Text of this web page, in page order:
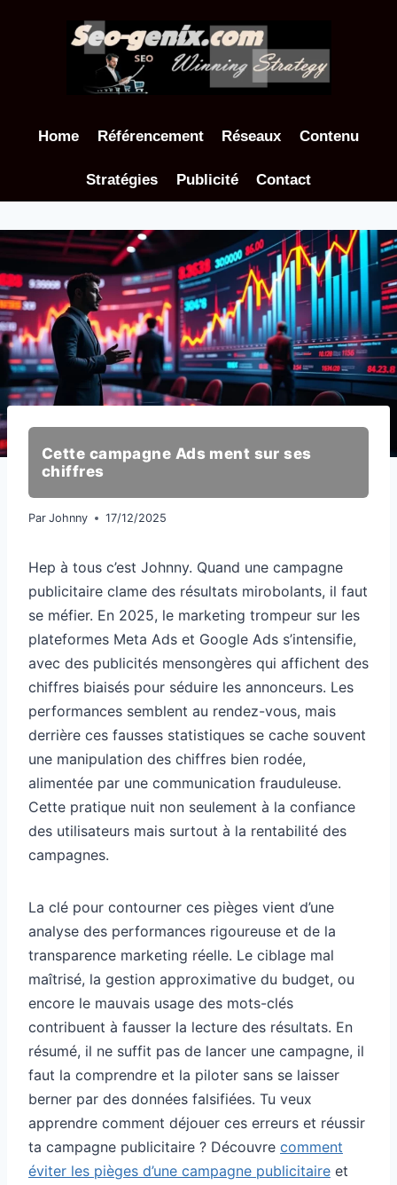
Home Référencement Réseaux Contenu
Stratégies Publicité Contact
Cette campagne Ads ment sur ses
chiffres
Par Johnny 17/12/2025
Hep à tous c’est Johnny. Quand une campagne
publicitaire clame des résultats mirobolants, il faut
se méfier. En 2025, le marketing trompeur sur les
plateformes Meta Ads et Google Ads s’intensifie,
avec des publicités mensongères qui affichent des
chiffres biaisés pour séduire les annonceurs. Les
performances semblent au rendez-vous, mais
derrière ces fausses statistiques se cache souvent
une manipulation des chiffres bien rodée,
alimentée par une communication frauduleuse.
Cette pratique nuit non seulement à la confiance
des utilisateurs mais surtout à la rentabilité des
campagnes.
La clé pour contourner ces pièges vient d’une
analyse des performances rigoureuse et de la
transparence marketing réelle. Le ciblage mal
maîtrisé, la gestion approximative du budget, ou
encore le mauvais usage des mots-clés
contribuent à fausser la lecture des résultats. En
résumé, il ne suffit pas de lancer une campagne, il
faut la comprendre et la piloter sans se laisser
berner par des données falsifiées. Tu veux
apprendre comment déjouer ces erreurs et réussir
ta campagne publicitaire ? Découvre comment
éviter les pièges d’une campagne publicitaire et